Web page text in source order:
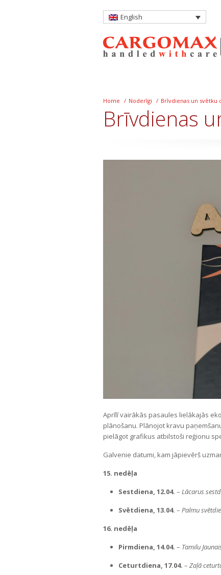
English
Home / Noderīgi / Brīvdienas un svētku
Brīvdienas
Aprīlī vairākās pasaules lielākajās
plānošanu. Plānojot kravu
pielāgot grafikus atbilstoši reģionu
Galvenie datumi, kam jāpievērš
15. nedēļa
Sestdiena, 12.04. – Lācarus
Svētdiena, 13.04. – Palmu
16. nedēļa
Pirmdiena, 14.04. – Tamilu
Ceturtdiena, 17.04. – Zaļā